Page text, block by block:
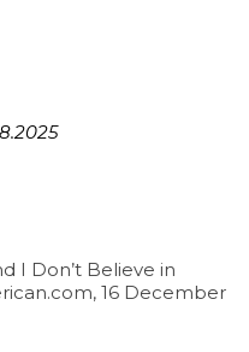
I Don’t Believe in
16 December